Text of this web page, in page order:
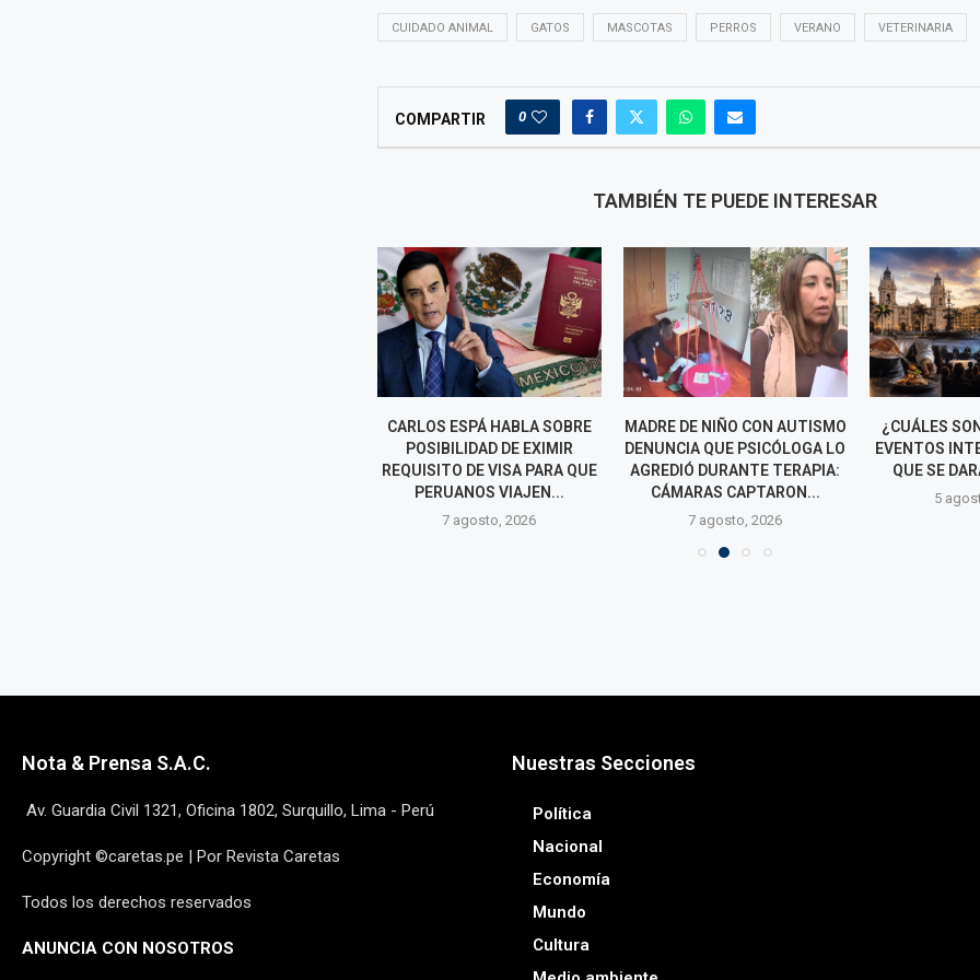
CUIDADO ANIMAL GATOS MASCOTAS PERROS VERANO VETERINARIA
COMPARTIR 0
TAMBIÉN TE PUEDE INTERESAR
CARLOS ESPÁ HABLA SOBRE
POSIBILIDAD DE EXIMIR
REQUISITO DE VISA PARA QUE
PERUANOS VIAJEN...
7 agosto, 2026
MADRE DE NIÑO CON AUTISMO
DENUNCIA QUE PSICÓLOGA LO
AGREDIÓ DURANTE TERAPIA:
CÁMARAS CAPTARON...
7 agosto, 2026
¿CUÁLES
EVENTOS
QUE SE
5
Nota & Prensa S.A.C.
Av. Guardia Civil 1321, Oficina 1802, Surquillo, Lima - Perú
Copyright ©caretas.pe | Por Revista Caretas
Todos los derechos reservados
ANUNCIA CON NOSOTROS
Nuestras Secciones
Política
Nacional
Economía
Mundo
Cultura